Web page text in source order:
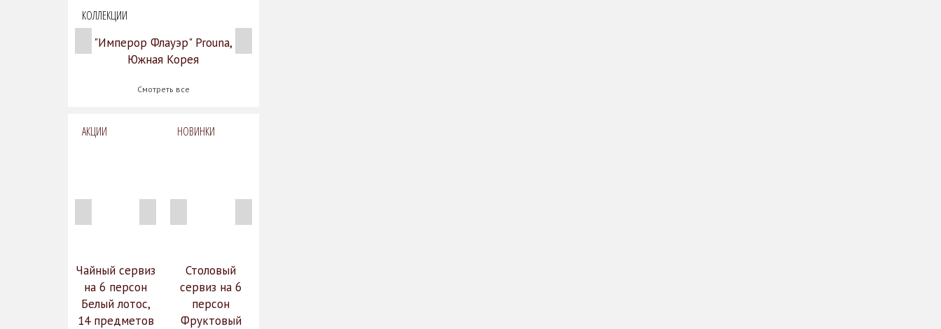
КОЛЛЕКЦИИ
"Имперор Флауэр" Prouna,
Южная Корея
Смотреть все
АКЦИИ
Чайный сервиз
на 6 персон
Белый лотос,
14 предметов
НОВИНКИ
Столовый
сервиз на 6
персон
Фруктовый